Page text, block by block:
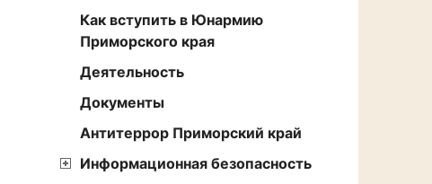
Как вступить в Юнармию
Приморского края
Деятельность
Документы
Антитеррор Приморский край
Информационная безопасность